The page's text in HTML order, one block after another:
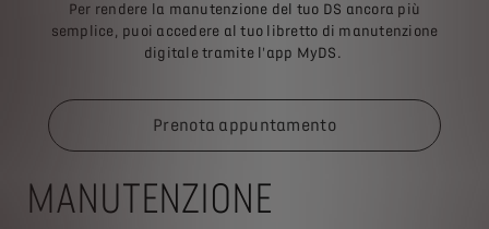
Per rendere la manutenzione del tuo DS ancora più
semplice, puoi accedere al tuo libretto di manutenzione
digitale tramite l'app MyDS.
Prenota appuntamento
MANUTENZIONE